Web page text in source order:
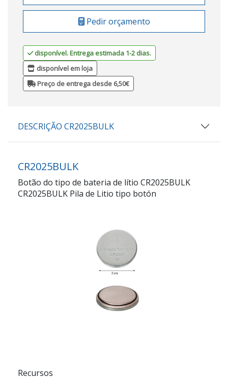
Pedir orçamento
disponível. Entrega estimada 1-2 dias.
disponível em loja
Preço de entrega desde 6,50€
DESCRIÇÃO CR2025BULK
CR2025BULK
Botão do tipo de bateria de lítio CR2025BULK
CR2025BULK Pila de Litio tipo botón
Recursos